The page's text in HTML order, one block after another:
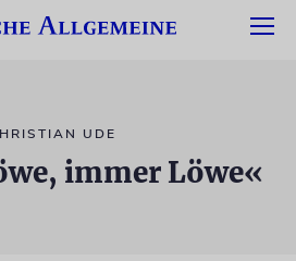
UDE
immer Löwe«